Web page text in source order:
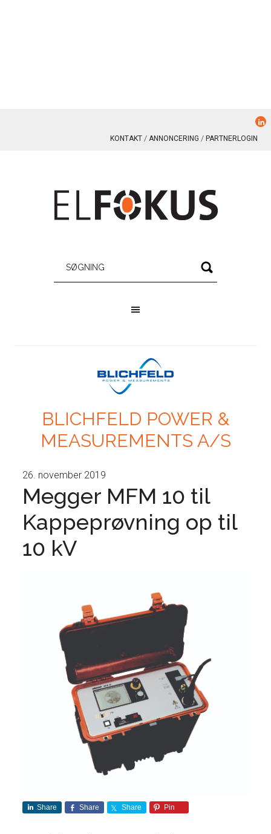
KONTAKT ANNONCERING PARTNERLOGIN
BLICHFELD POWER &
MEASUREMENTS A/S
26. november 2019
Megger MFM 10 til
Kappeprøvning op til
10 kV
Share Share Share Pin